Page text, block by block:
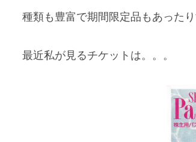
種類も豊富で期間限定品もあった
最近私が見るチケットは。。。